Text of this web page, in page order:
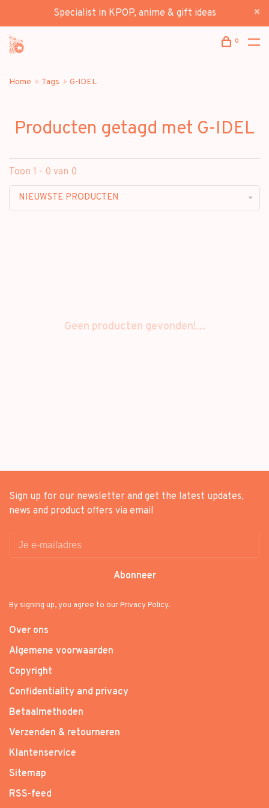
Specialist in KPOP, anime & gift ideas
0
Home Tags G-IDEL
Producten getagd met G-IDEL
Toon 1 - 0 van 0
NIEUWSTE PRODUCTEN
Geen producten gevonden!...
Sign up for our newsletter and get the latest updates,
news and product offers via email
Abonneer
By signing up, you agree to our Privacy Policy.
Over ons
Algemene voorwaarden
Copyright
Confidentiality and privacy
Betaalmethoden
Verzenden & retourneren
Klantenservice
Sitemap
RSS-feed